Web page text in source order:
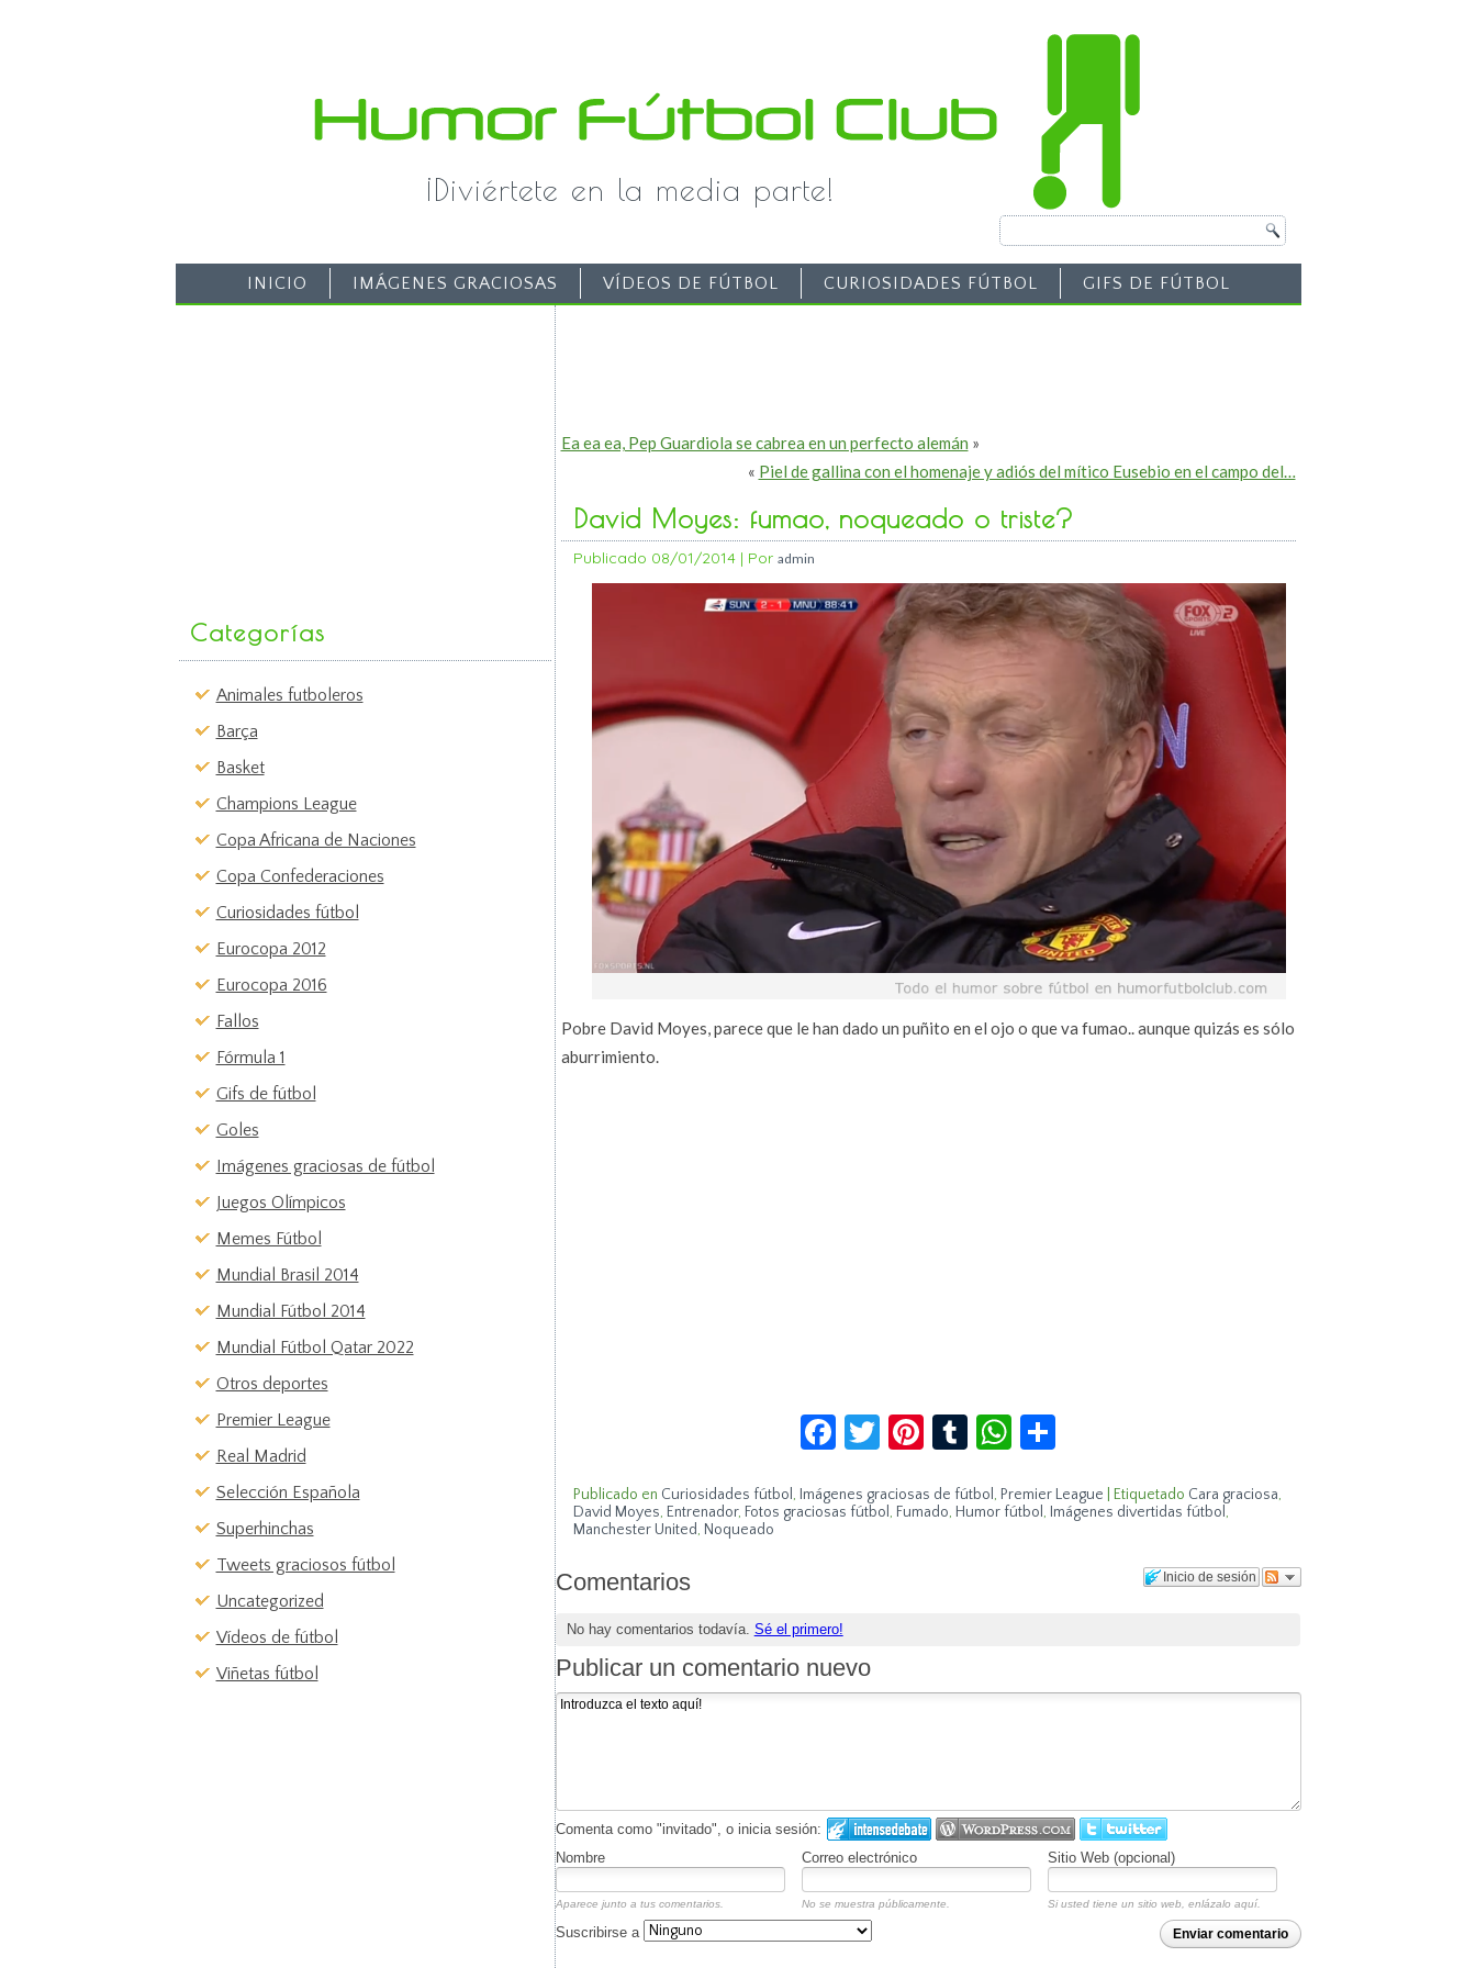
¡Diviértete en la media parte!
INICIO IMÁGENES GRACIOSAS VÍDEOS DE FÚTBOL CURIOSIDADES FÚTBOL GIFS DE FÚTBOL
Categorías
Animales futboleros
Barça
Basket
Champions League
Copa Africana de Naciones
Copa Confederaciones
Curiosidades fútbol
Eurocopa 2012
Eurocopa 2016
Fallos
Fórmula 1
Gifs de fútbol
Goles
Imágenes graciosas de fútbol
Juegos Olímpicos
Memes Fútbol
Mundial Brasil 2014
Mundial Fútbol 2014
Mundial Fútbol Qatar 2022
Otros deportes
Premier League
Real Madrid
Selección Española
Superhinchas
Tweets graciosos fútbol
Uncategorized
Vídeos de fútbol
Viñetas fútbol
Ea ea ea, Pep Guardiola se cabrea en un perfecto alemán »
« Piel de gallina con el homenaje y adiós del mítico Eusebio en el campo del…
David Moyes: fumao, noqueado o triste?
Publicado 08/01/2014| Por admin
Pobre David Moyes, parece que le han dado un puñito en el ojo o que va fumao.. aunque quizás es sólo
aburrimiento.
Facebook
Twitter
Pinterest
TumblrWhatsApp
Publicado en Curiosidades fútbol , Imágenes graciosas de fútbol , Premier League Etiquetado Cara graciosa,
David Moyes, Entrenador, Fotos graciosas fútbol , Fumado, Humor fútbol , Imágenes divertidas fútbol ,
Manchester United, Noqueado
Inicio de sesión
Comentarios
No hay comentarios todavía. Sé el primero!
Publicar un comentario nuevo
Comenta como "invitado", o inicia sesión:
Nombre
Correo electrónico Sitio Web (opcional)
Aparece junto a tus comentarios. No se muestra públicamente. Si usted tiene un sitio web, enlázalo aquí.
Enviar comentario
Suscribirse a